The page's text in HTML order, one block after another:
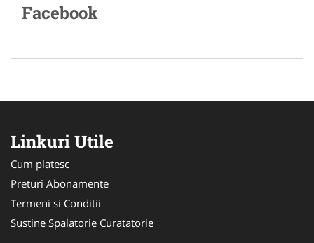
Facebook
Linkuri Utile
Cum platesc
Preturi Abonamente
Termeni si Conditii
Sustine Spalatorie Curatatorie